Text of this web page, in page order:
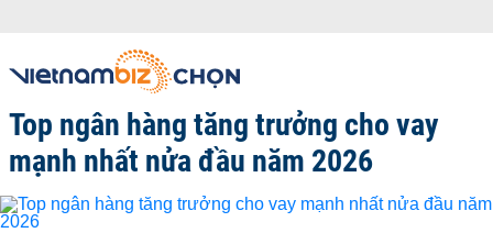
Top ngân hàng tăng trưởng cho vay
mạnh nhất nửa đầu năm 2026